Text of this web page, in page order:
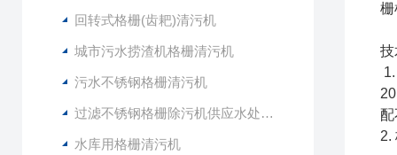
回转式格栅(齿耙)清污机
城市污水捞渣机格栅清污机
污水不锈钢格栅清污机
过滤不锈钢格栅除污机供应水处理设备
水库用格栅清污机
栅
技
2.